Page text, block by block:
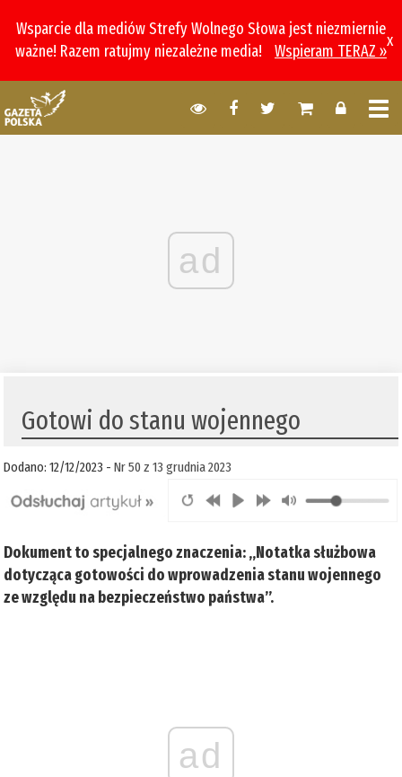
Wsparcie dla mediów Strefy Wolnego Słowa jest niezmiernie
ważne! Razem ratujmy niezależne media!
Wspieram TERAZ »
x
ad
Gotowi do stanu wojennego
Dodano: 12/12/2023 -Nr 50 z 13 grudnia 2023
Dokument to specjalnego znaczenia: „Notatka służbowa
dotycząca gotowości do wprowadzenia stanu wojennego
ze względu na bezpieczeństwo państwa”.
ad